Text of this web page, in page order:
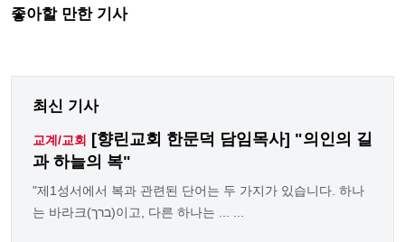
좋아할 만한 기사
최신 기사
교계/교회
[향린교회 한문덕 담임목사] "의인의 길
과 하늘의 복"
"제1성서에서 복과 관련된 단어는 두 가지가 있습니다. 하나
는 바라크(ברך)이고, 다른 하나는 ... ...